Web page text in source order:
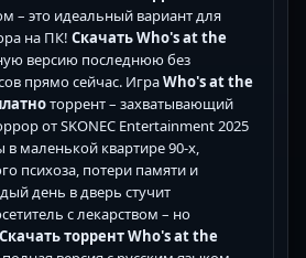
– это идеальный вариант для
на ПК! Скачать Who's at the
версию последнюю без
прямо сейчас. ИграWho's at the
торрент – захватывающий
от SKONEC Entertainment 2025
в маленькой квартире 90-х,
психоза, потери памяти и
день в дверь стучит
с лекарством – но
Скачать торрент Who's at the